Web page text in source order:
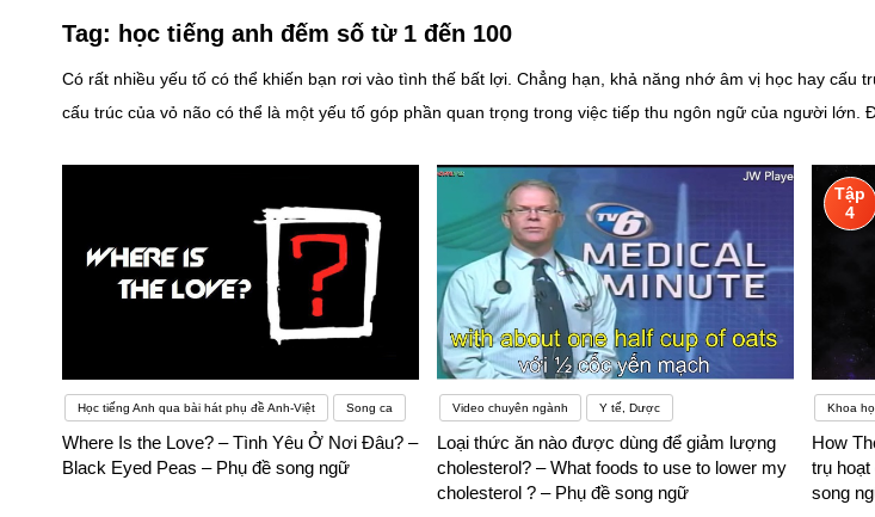
Tag: học tiếng anh đếm số từ 1 đến 100
Có rất nhiều yếu tố có thể khiến bạn rơi vào tình thế bất lợi. Chẳng hạn, khả năng nhớ âm vị học hay cấu
cấu trúc của vỏ não có thể là một yếu tố góp phần quan trọng trong việc tiếp thu ngôn ngữ của người
để đảm bảo bạn đạt được tất cả các mục tiêu của mình. Cuối cùng, hãy tự thưởng cho bản thân khi đã
món ăn hay đồ uống yêu thích sẽ một động lực to lớn. Đối với các mục tiêu dài hạn, bạn có thể đặt các
một trong những ngôn ngữ có số lượng từ vựng nhất thế giới. Không chỉ nhiều từ vựng mà còn có những
nào cũng sử dụng được. Hiểu biết về càng nhiều từ vựng tiếng Anh giúp người học nâng cao trình độ
là các bạn sinh viên sẽ được tìm hiểu thêm nền tảng về văn hóa, đất nước, con người tại các quốc gia sử
dịch, phiên dịch hai chiều đồng thời các bạn sinh viên cũng sẽ được học tập những kiến thức tổng hợp
chính ngân hàng, xuất nhập khẩu…. và các kỹ năng thuyết trình, giao tiếp kinh doanh,… đây cũng là tiền
Học tiếng Anh qua bài hát phụ đề Anh-Việt Song ca
Where Is the Love? – Tình Yêu Ở Nơi Đâu? –
Black Eyed Peas – Phụ đề song ngữ
Video chuyên ngành Y tế, Dược
Loại thức ăn nào được dùng để giảm lượng
cholesterol? – What foods to use to lower my
cholesterol ? – Phụ đề song ngữ
Tập
4
Khoa
How
trụ hoạt
song